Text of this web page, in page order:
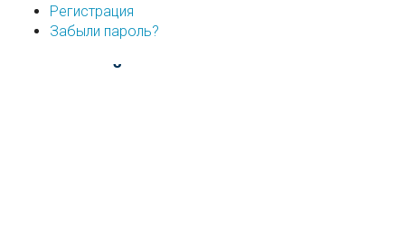
Регистрация
Забыли пароль?
...или войдите используя